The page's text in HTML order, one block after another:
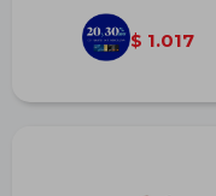
$ 1.017